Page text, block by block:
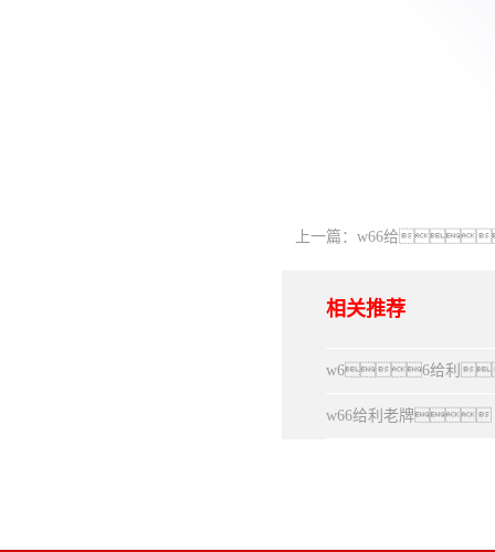
上一篇： w66给
相关推荐
w66给利
w66给利老牌